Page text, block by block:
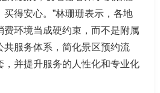
得安心。”林珊珊表示，各地
费环境当成硬约束，而不是附属
共服务体系，简化景区预约流
，并提升服务的人性化和专业化